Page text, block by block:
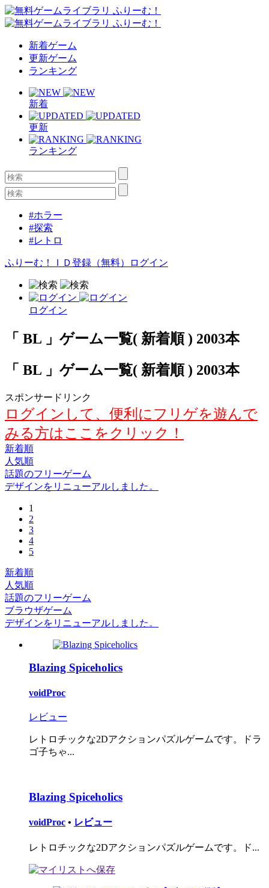
新着ゲーム
更新ゲーム
ランキング
新着
更新
ランキング
#ホラー
#探索
#レトロ
ふりーむ！ＩＤ登録（無料） ログイン
ログイン
「 BL 」ゲーム一覧( 新着順 ) 2003本
「 BL 」ゲーム一覧( 新着順 ) 2003本
スポンサードリンク
ログインして、便利にフリゲを遊んで
みる方はここをクリック！
新着順
人気順
話題のフリーゲーム
デザインをリニューアルしました。
1
2
3
4
5
新着順
人気順
話題のフリーゲーム
ブラウザゲーム
デザインをリニューアルしました。
Blazing Spiceholics
voidProc
レビュー
レトロチックな2Dアクションパズルゲームです。ドラ
ゴ子ちゃ...
Blazing Spiceholics
voidProc • レビュー
レトロチックな2Dアクションパズルゲームです。ド...